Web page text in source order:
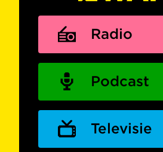
Radio
Podcast
Televisie